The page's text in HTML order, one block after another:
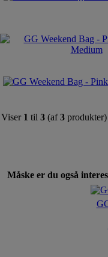
Viser 1 til 3 (af3 produkter)
Måske er du også